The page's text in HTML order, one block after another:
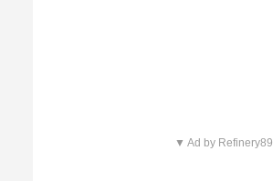
▼ Ad by Refinery89